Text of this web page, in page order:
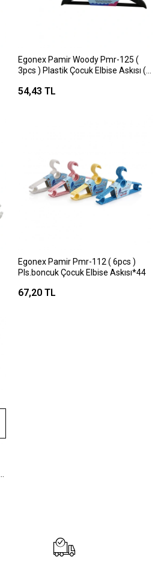
Egonex Pamir Woody Pmr-125 (
3pcs ) Plastik Çocuk Elbise Askısı (
54,43 TL
Egonex Pamir Pmr-112 ( 6pcs )
Pls.boncuk Çocuk Elbise Askısı*44
67,20 TL